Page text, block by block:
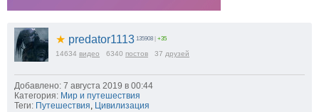
★ predator1113 135908 +35
14634 видео 6340 постов 37 друзей
Добавлено: 7 августа 2019 в 00:44
Категория: Мир и путешествия
Теги: Путешествия, Цивилизация